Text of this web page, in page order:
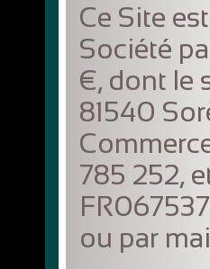
Ce Site
Société
€, dont le
81540
785 252,
ou par